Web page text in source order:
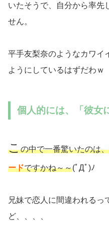
いたそうで、自分から率先
せん。
平手友梨奈のようなカワイ
ようにしているはずだわｗ
個人的には、「彼女
この中で一番驚いたのは、
ードですかね～～(ﾟДﾟ)ﾉ
兄妹で恋人に間違われるっ
ど、、、、